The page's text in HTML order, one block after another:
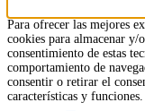
Para ofrecer las mejores
cookies para almacenar
consentimiento de estas
comportamiento de
consentir o retirar el
características y funciones.